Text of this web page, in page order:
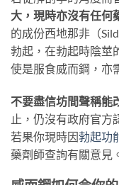
大，現時亦沒有任何
的成份西地那非（
勃起，在勃起時陰莖
使是服食威而鋼，亦
不要盡信坊間聲稱能
止，仍沒有政府官方
若果你現時因勃起功
藥劑師查詢有關意見